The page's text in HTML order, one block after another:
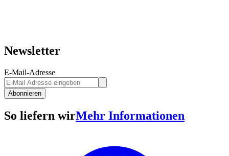
Newsletter
E-Mail-Adresse
Abonnieren
So liefern wirMehr Informationen